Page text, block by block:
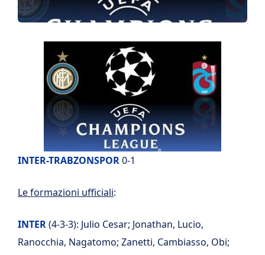
INTER-TRABZONSPOR0-1
Le formazioni ufficiali:
INTER(4-3-3): Julio Cesar; Jonathan, Lucio,
Ranocchia, Nagatomo; Zanetti, Cambiasso, Obi;